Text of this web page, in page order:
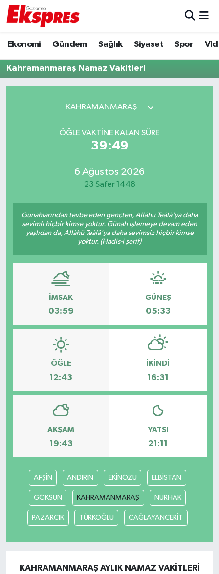
Ekonomi Gündem Sağlık Siyaset Spor
Kahramanmaraş Namaz Vakitleri
KAHRAMANMARAŞ
ÖĞLE VAKTINE KALAN SÜRE
39:49
6 Ağustos 2026
23 Safer 1448
Günahlarından tevbe eden gençten, Allâhü Teâlâ'ya daha
sevimli hiçbir kimse yoktur. Günah işlemeye devam eden
yaşlıdan da, Allâhü Teâlâ'ya daha sevimsiz hiçbir kimse
yoktur. (Hadis-i şerif)
İMSAK
03:59
GÜNEŞ
05:33
ÖĞLE
12:43
İKINDI
16:31
AKŞAM
19:43
YATSI
21:11
AFŞİN ANDIRIN EKİNÖZÜ ELBİSTAN
GÖKSUN KAHRAMANMARAŞ NURHAK
PAZARCIK TÜRKOĞLU ÇAĞLAYANCERİT
KAHRAMANMARAŞ AYLIK NAMAZ VAKITLERI
Ekonomi
Gaziantep son dakika
Gündem
Magazin
Müzik
Piyasa
Resmi İlanlar
Sağlık
Sinemalar
Siyaset
Teknoloji
Yaşam
Yeme-İçme
Trafik Durumu
Puan Durumu ve Fikstür
Tüm Manşetler
Son Dakika Haberleri